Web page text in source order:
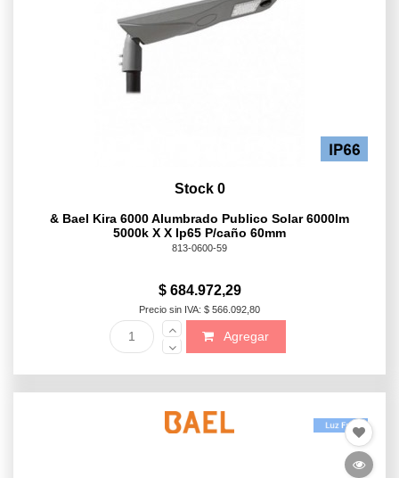
Stock 0
& Bael Kira 6000 Alumbrado Publico Solar 6000lm
5000k X X Ip65 P/caño 60mm
813-0600-59
$ 684.972,29
Precio sin IVA: $ 566.092,80
Agregar